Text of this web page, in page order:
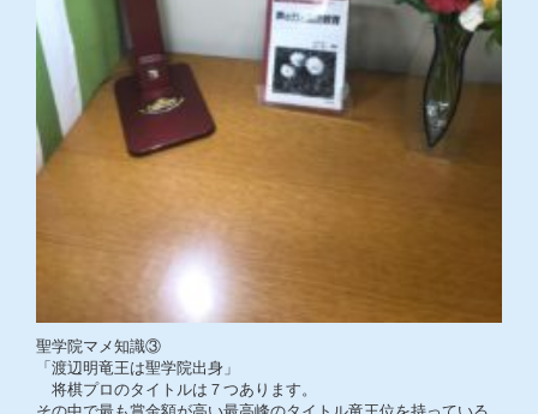
聖学院マメ知識③
「渡辺明竜王は聖学院出身」
将棋プロのタイトルは７つあります。